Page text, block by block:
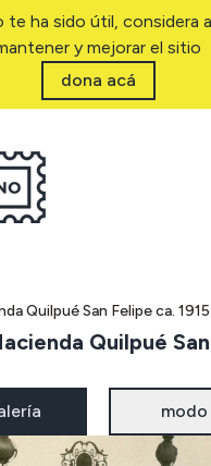
ha sido útil, considera
y mejorar el sitio
dona acá
Quilpué San Felipe ca. 1915
Quilpué
modo